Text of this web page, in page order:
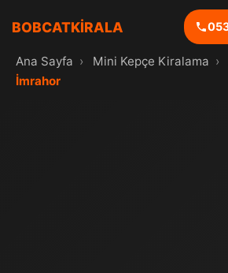
BOBCATKİRALA
Ana Sayfa › Mini Kepçe Kiralama ›
İmrahor